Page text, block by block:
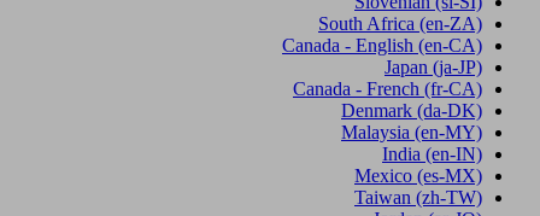
South Africa (en-ZA)
Canada - English (en-CA)
Japan (ja-JP)
Canada - French (fr-CA)
Denmark (da-DK)
Malaysia (en-MY)
India (en-IN)
Mexico (es-MX)
Taiwan (zh-TW)